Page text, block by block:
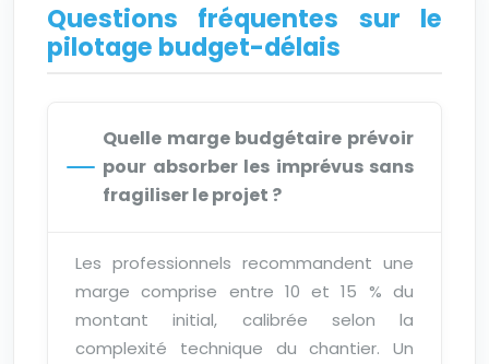
Questions fréquentes sur le
pilotage budget-délais
Quelle marge budgétaire prévoir
pour absorber les imprévus sans
fragiliser le projet ?
Les professionnels recommandent une
marge comprise entre 10 et 15 % du
montant initial, calibrée selon la
complexité technique du chantier. Un